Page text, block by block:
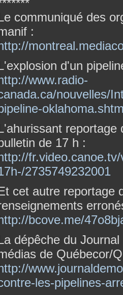
communiqué des
:
d'un
www.radio-
nouvelles/
reportage
de 17 h :
2735749232001
cet autre reportage
bcove.me/
dépêche du
de Québecor/
les-pipelines-